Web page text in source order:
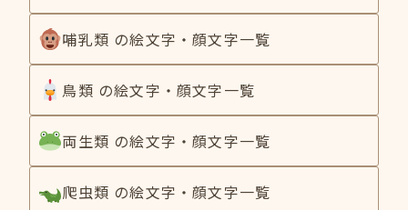
哺乳類 の絵文字・顔文字一覧
鳥類 の絵文字・顔文字一覧
両生類 の絵文字・顔文字一覧
爬虫類 の絵文字・顔文字一覧